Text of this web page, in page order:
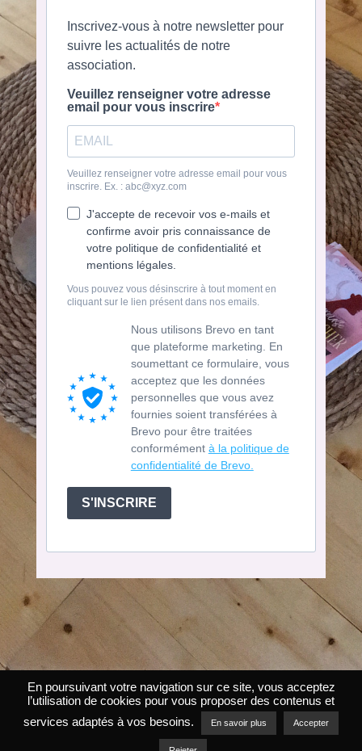
Inscrivez-vous à notre newsletter pour
suivre les actualités de notre
association.
Veuillez renseigner votre adresse
email pour vous inscrire
Veuillez renseigner votre adresse email pour vous
inscrire. Ex. : abc@xyz.com
J'accepte de recevoir vos e-mails et
confirme avoir pris connaissance de
votre politique de confidentialité et
mentions légales.
Vous pouvez vous désinscrire à tout moment en
cliquant sur le lien présent dans nos emails.
Nous utilisons Brevo en tant
que plateforme marketing. En
soumettant ce formulaire, vous
acceptez que les données
personnelles que vous avez
fournies soient transférées à
Brevo pour être traitées
conformément à la politique de
confidentialité de Brevo.
S'INSCRIRE
Chemins de naissance ©2026|Site développé avec ♡
parMS Studio
En poursuivant votre navigation sur ce site, vous acceptez
l’utilisation de cookies pour vous proposer des contenus et
services adaptés à vos besoins.
En savoir plus Accepter